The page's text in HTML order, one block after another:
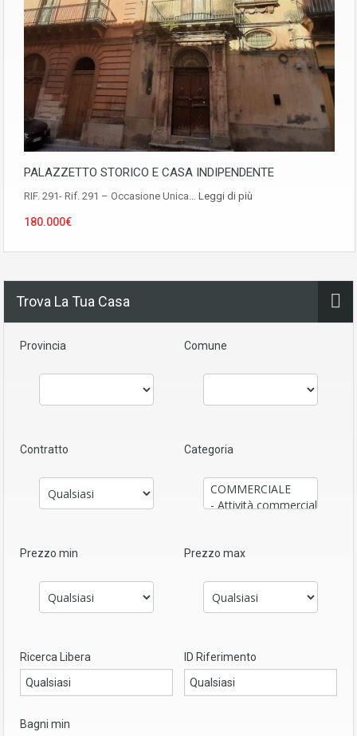
PALAZZETTO STORICO E CASA INDIPENDENTE
RIF. 291- Rif. 291 – Occasione Unica… Leggi di più
180.000€
Trova La Tua Casa
Provincia Comune
Contratto Categoria
Prezzo min Prezzo max
Ricerca Libera ID Riferimento
Bagni min